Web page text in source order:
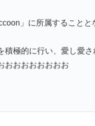
」に所属すること
極的に行い、愛し愛
おおおおおおおお